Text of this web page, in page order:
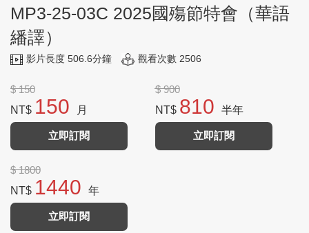
MP3-25-03C 2025國殤節特會（華語
繙譯）
影片長度 506.6分鐘 觀看次數 2506
$ 150
NT$ 150 月
立即訂閱
$ 900
NT$ 810 半年
立即訂閱
$ 1800
NT$ 1440 年
立即訂閱